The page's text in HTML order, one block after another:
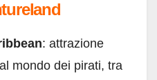
: attrazione
mondo dei pirati, tra